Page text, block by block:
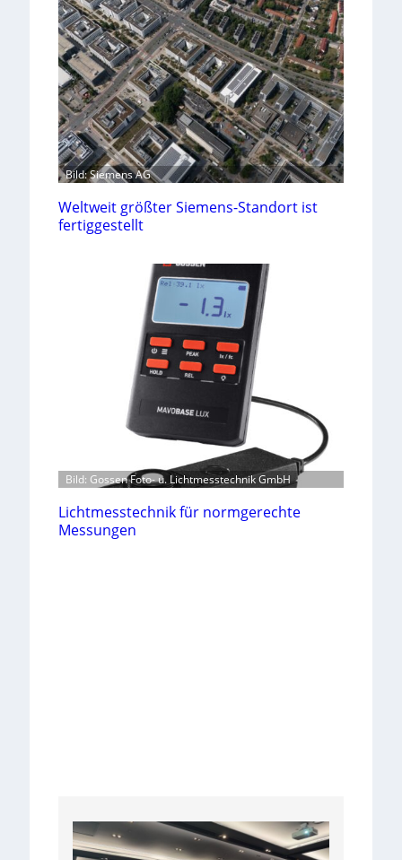
Bild: Siemens AG
Weltweit größter Siemens-Standort ist
fertiggestellt
Bild: Gossen Foto- u. Lichtmesstechnik GmbH
Lichtmesstechnik für normgerechte
Messungen